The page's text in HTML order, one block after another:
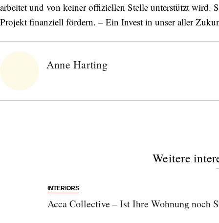
arbeitet und von keiner offiziellen Stelle unterstützt wird.
Projekt finanziell fördern. – Ein Invest in unser aller
Anne Harting
Weitere
INTERIORS
Acca Collective – Ist Ihre Wohnung noch